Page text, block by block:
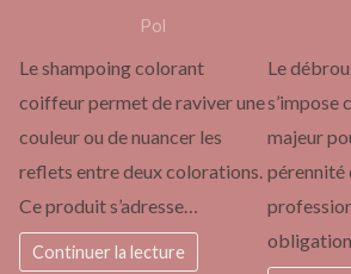
Pol
Le shampoing colorant
coiffeur permet de raviver une
couleur ou de nuancer les
reflets entre deux colorations.
Ce produit s’adresse…
Continuer la lecture
Le
s’impose
majeur
pérennité